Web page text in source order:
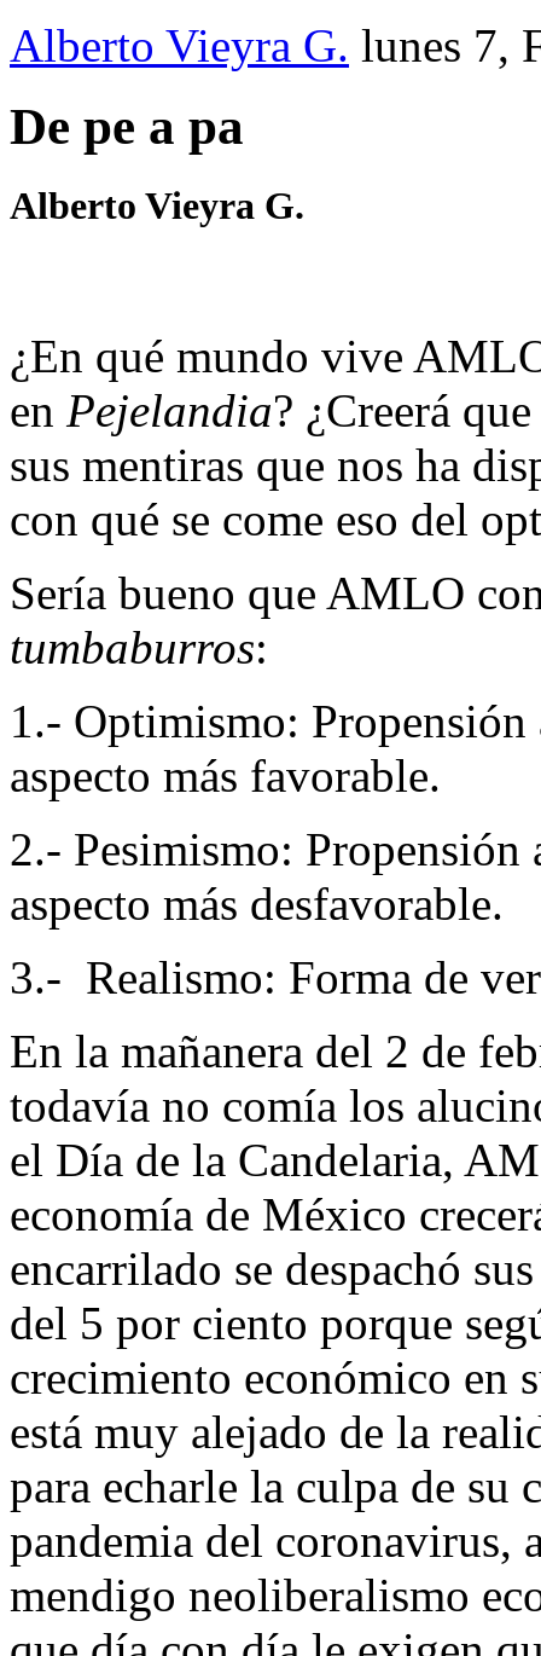
Alberto Vieyra G. lunes 7,
De pe a pa
Alberto Vieyra G.
¿En qué mundo vive
en Pejelandia? ¿Creerá
sus mentiras que nos ha
con qué se come eso del
Sería bueno que AMLO
tumbaburros:
1.- Optimismo: Propensión
aspecto más favorable.
2.- Pesimismo: Propensión
aspecto más desfavorable.
3.- Realismo: Forma de
En la mañanera del 2 de
todavía no comía los
el Día de la Candelaria,
economía de México
encarrilado se despachó
del 5 por ciento porque
crecimiento económico en
está muy alejado de la
para echarle la culpa de su
pandemia del coronavirus,
mendigo neoliberalismo